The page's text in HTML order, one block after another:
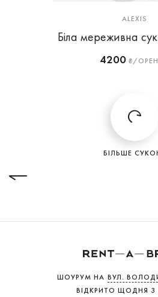
ALEXIS
Біла мереживна
4200₴/
БІЛЬШЕ
ШОУРУМ НА ВУЛ.
ВІДКРИТО ЩОДНЯ З